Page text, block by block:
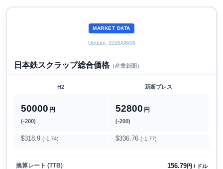
MARKET DATA
Update: 2026/08/06
日本鉄スクラップ総合価格（産業新聞）
H2 新断プレス
50000 円
(-200)
52800 円
(-200)
$318.9 (-1.74) $336.76 (-1.77)
換算レート (TTB) 156.79円 / ドル